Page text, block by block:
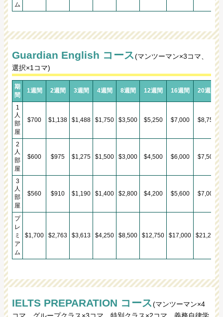
ム
Guardian English コース(マンツーマン×3コマ、
選択×1コマ)
期
間
1週間 2週間 3週間 4週間 8週間 12週間 16週間 20週間
1
人
部
屋
$700 $1,138 $1,488 $1,750 $3,500 $5,250 $7,000 $8,750
2
人
部
屋
$600 $975 $1,275 $1,500 $3,000 $4,500 $6,000 $7,500
3
人
部
屋
$560 $910 $1,190 $1,400 $2,800 $4,200 $5,600 $7,000
プ
レ
ミ
ア
ム
$1,700 $2,763 $3,613 $4,250 $8,500 $12,750 $17,000 $21,250
IELTS PREPARATION コース(マンツーマン×4